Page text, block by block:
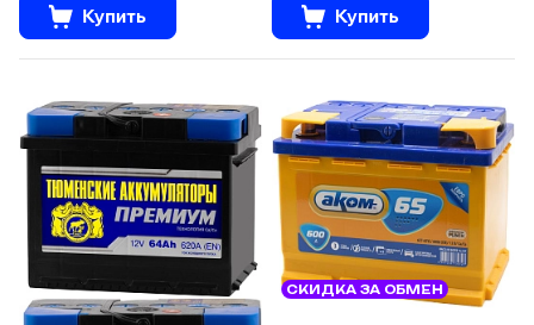
Купить Купить
СКИДКА ЗА ОБМЕН